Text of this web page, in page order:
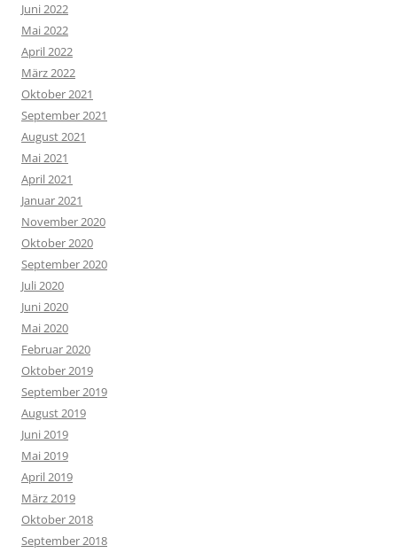
Juni 2022
Mai 2022
April 2022
März 2022
Oktober 2021
September 2021
August 2021
Mai 2021
April 2021
Januar 2021
November 2020
Oktober 2020
September 2020
Juli 2020
Juni 2020
Mai 2020
Februar 2020
Oktober 2019
September 2019
August 2019
Juni 2019
Mai 2019
April 2019
März 2019
Oktober 2018
September 2018